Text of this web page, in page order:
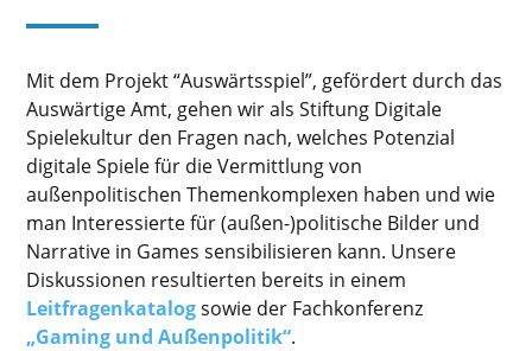
Mit dem Projekt “Auswärtsspiel”, gefördert durch das
Auswärtige Amt, gehen wir als Stiftung Digitale
Spielekultur den Fragen nach, welches Potenzial
digitale Spiele für die Vermittlung von
außenpolitischen Themenkomplexen haben und wie
man Interessierte für (außen-)politische Bilder und
Narrative in Games sensibilisieren kann. Unsere
Diskussionen resultierten bereits in einem
Leitfragenkatalogsowie der Fachkonferenz
„Gaming und Außenpolitik“.